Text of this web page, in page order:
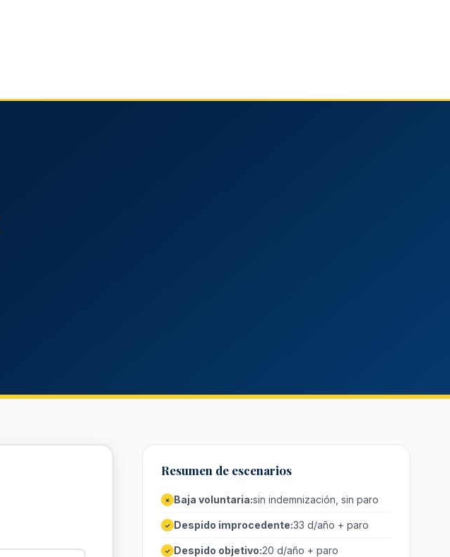
Resumen de escenarios
✗ Baja voluntaria:sin indemnización, sin paro
✓ Despido improcedente:33 d/año + paro
✓ Despido objetivo:20 d/año + paro